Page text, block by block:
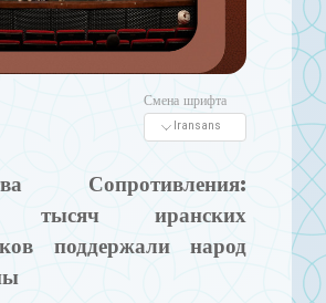
Смена шрифта
Сопротивления:
тысяч иранских
поддержали народ